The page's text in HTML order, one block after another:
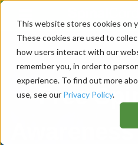
This website stores cookies on
These cookies are used to
how users interact with our
remember you, in order to
experience. To find out more
use, see our Privacy Policy.
Free